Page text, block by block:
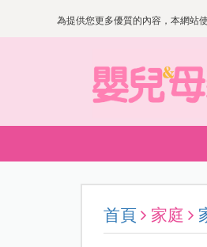
為提供您更多優質的內容，本網站
首頁 家庭